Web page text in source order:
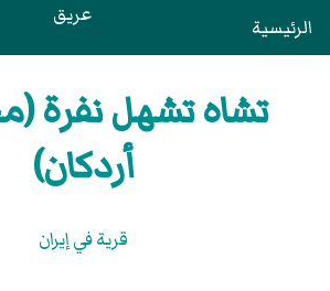
الرئيسية عريق
تشاه تشهل نفرة
أردكان)
قرية في إيران